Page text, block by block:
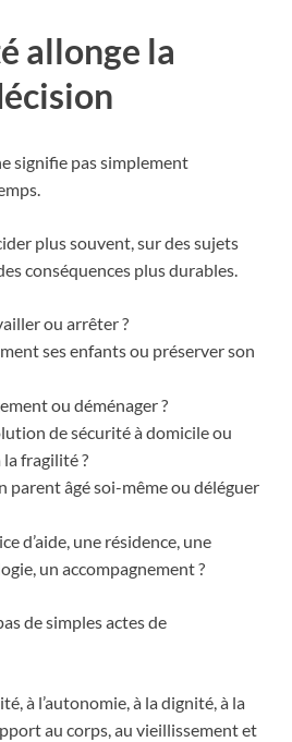
allonge la
signifie pas simplement
plus souvent, sur des sujets
conséquences plus durables.
ou arrêter ?
ses enfants ou préserver son
ou déménager ?
de sécurité à domicile ou
la fragilité ?
parent âgé soi-même ou déléguer
d’aide, une résidence, une
un accompagnement ?
de simples actes de
à l’autonomie, à la dignité, à la
au corps, au vieillissement et